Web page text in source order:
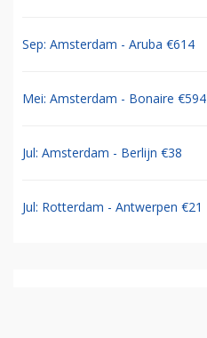
Sep: Amsterdam - Aruba €614
Mei: Amsterdam - Bonaire €594
Jul: Amsterdam - Berlijn €38
Jul: Rotterdam - Antwerpen €21